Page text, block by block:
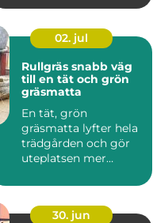
02. jul
Rullgräs snabb väg
till en tät och grön
gräsmatta
En tät, grön
gräsmatta lyfter hela
trädgården och gör
uteplatsen mer
vill slippa v...
30. jun